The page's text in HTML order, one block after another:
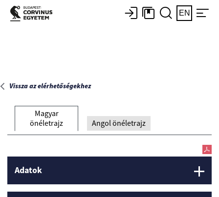
Főoldal
EN
Vissza az elérhetőségekhez
Magyar
önéletrajz
Angol önéletrajz
Adatok